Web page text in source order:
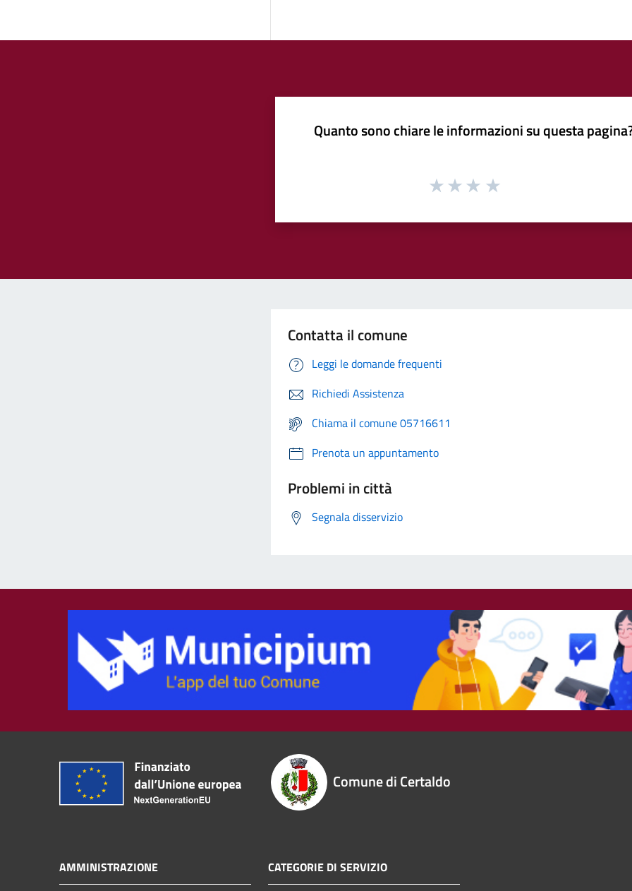
Quanto sono chiare le informazioni su questa
Contatta il comune
Leggi le domande frequenti
Richiedi Assistenza
Chiama il comune 05716611
Prenota un appuntamento
Problemi in città
Segnala disservizio
Comune di Certaldo
AMMINISTRAZIONE CATEGORIE DI SERVIZIO